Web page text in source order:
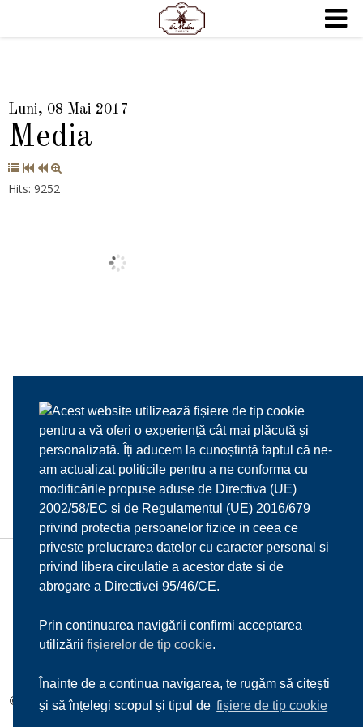
Acest website utilizează fișiere de tip cookie
pentru a vă oferi o experiență cât mai plăcută și
personalizată. Îți aducem la cunoștință faptul că ne-
am actualizat politicile pentru a ne conforma cu
modificările propuse aduse de Directiva (UE)
2002/58/EC si de Regulamentul (UE) 2016/679
privind protectia persoanelor fizice in ceea ce
priveste prelucrarea datelor cu caracter personal si
privind libera circulatie a acestor date si de
abrogare a Directivei 95/46/CE.
Prin continuarea navigării confirmi acceptarea
utilizării fișierelor de tip cookie.
Înainte de a continua navigarea, te rugăm să citești
și să înțelegi scopul și tipul de fișiere de tip cookie
Luni, 08 Mai 2017
Media
Hits: 9252
HOME DESPRE NOI MENIU
REZERVARI CONTACT
© 2017 Il Mulino d'Oro s.r.l.| Toate drepturile rezervate |Sitemap